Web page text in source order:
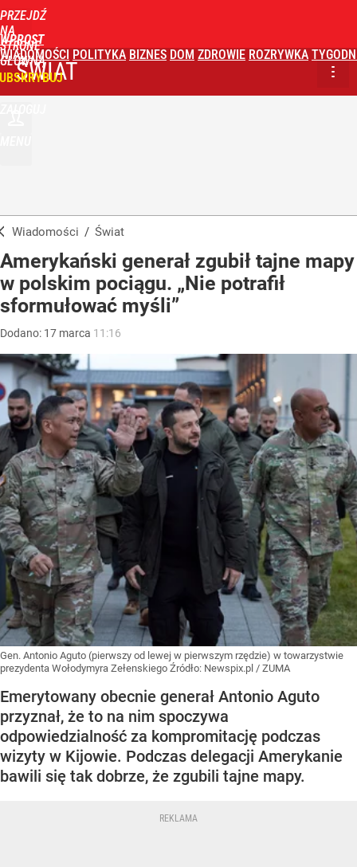
PRZEJDŹ
NA
STRONĘ
GŁÓWNĄ
WPROST
WIADOMOŚCI POLITYKA BIZNES DOM ZDROWIE ROZRYWKA
ŚWIAT
Wiadomości / Świat
Amerykański generał zgubił tajne mapy
w polskim pociągu. „Nie potrafił
sformułować myśli”
Dodano: 17 marca 11:16
Gen. Antonio Aguto (pierwszy od lewej w pierwszym rzędzie) w towarzystwie
prezydenta Wołodymyra Zełenskiego Źródło: Newspix.pl / ZUMA
Emerytowany obecnie generał Antonio Aguto
przyznał, że to na nim spoczywa
odpowiedzialność za kompromitację podczas
wizyty w Kijowie. Podczas delegacji Amerykanie
bawili się tak dobrze, że zgubili tajne mapy.